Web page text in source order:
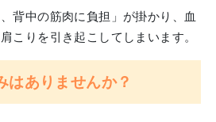
背中の筋肉に負担」が掛かり、血
こりを引き起こしてしまいます。
はありませんか？